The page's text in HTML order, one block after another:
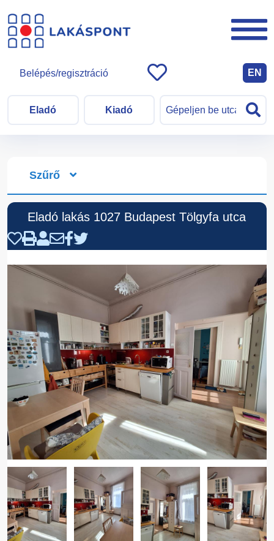
Eladó Kiadó
Belépés/regisztráció EN
Szűrő
Eladó lakás 1027 Budapest Tölgyfa utca